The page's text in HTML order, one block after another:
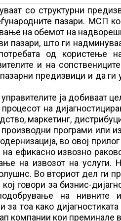
со структурни
пазари. МСП
на обемот на
пазари, што ги
од користење
и на
предизвици и да ги
ја добиваат
на
маркетинг,
програми или
во овој
на ефикасно извозно
на извозот на услуги.
Во вториот дел ги
говори за бизнис-
на нивните
за тоа како
компании кои